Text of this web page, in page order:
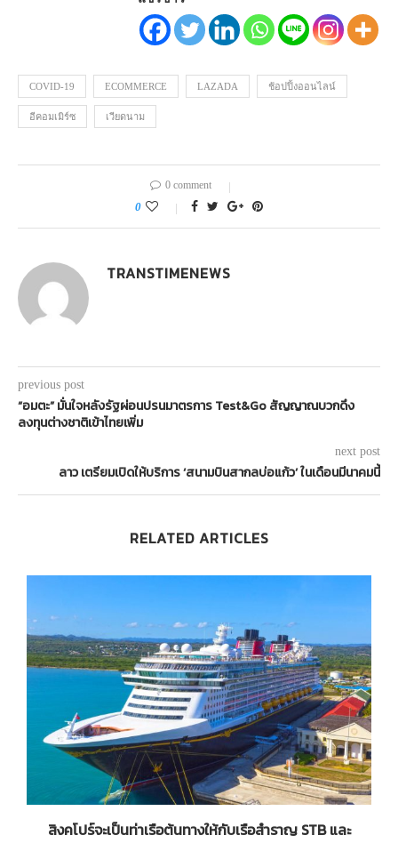
COVID-19 ECOMMERCE LAZADA ช้อปปิ้งออนไลน์
อีคอมเมิร์ซ เวียดนาม
0 comment
0
TRANSTIMENEWS
previous post
“อมตะ” มั่นใจหลังรัฐผ่อนปรนมาตรการ Test&Go สัญญาณบวกดึง
ลงทุนต่างชาติเข้าไทยเพิ่ม
next post
ลาว เตรียมเปิดให้บริการ ‘สนามบินสากลบ่อแก้ว’ ในเดือนมีนาคมนี้
RELATED ARTICLES
สิงคโปร์จะเป็นท่าเรือต้นทางให้กับเรือสำราญ STB และ